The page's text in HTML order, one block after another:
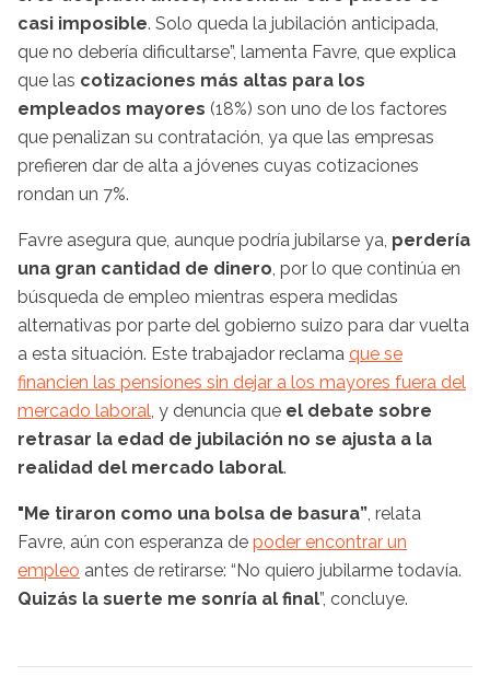
casi imposible. Solo queda la jubilación anticipada,
que no debería dificultarse”, lamenta Favre, que explica
que las cotizaciones más altas para los
empleados mayores (18%) son uno de los factores
que penalizan su contratación, ya que las empresas
prefieren dar de alta a jóvenes cuyas cotizaciones
rondan un 7%.
Favre asegura que, aunque podría jubilarse ya, perdería
una gran cantidad de dinero, por lo que continúa en
búsqueda de empleo mientras espera medidas
alternativas por parte del gobierno suizo para dar vuelta
a esta situación. Este trabajador reclama que se
financien las pensiones sin dejar a los mayores fuera del
mercado laboral, y denuncia que el debate sobre
retrasar la edad de jubilación no se ajusta a la
realidad del mercado laboral.
"Me tiraron como una bolsa de basura”, relata
Favre, aún con esperanza de poder encontrar un
empleo antes de retirarse: “No quiero jubilarme todavía.
Quizás la suerte me sonría al final”, concluye.